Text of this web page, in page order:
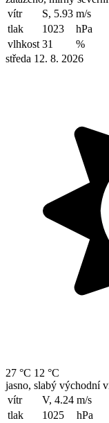
vítr
S, 5.93 m/s
tlak
1023
hPa
vlhkost 31
%
středa 12. 8. 2026
27 °C 12 °C
jasno, slabý východní
vítr
V, 4.24 m/s
tlak
1025
hPa